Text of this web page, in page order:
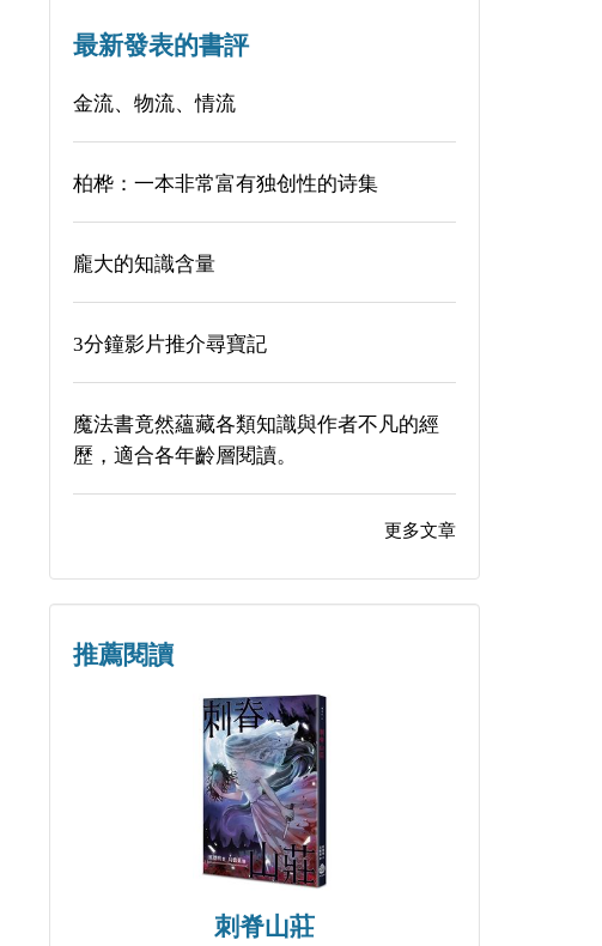
最新發表的書評
金流、物流、情流
柏桦：一本非常富有独创性的诗集
龐大的知識含量
3分鐘影片推介尋寶記
魔法書竟然蘊藏各類知識與作者不凡的經
歷，適合各年齡層閱讀。
更多文章
推薦閱讀
刺脊山莊